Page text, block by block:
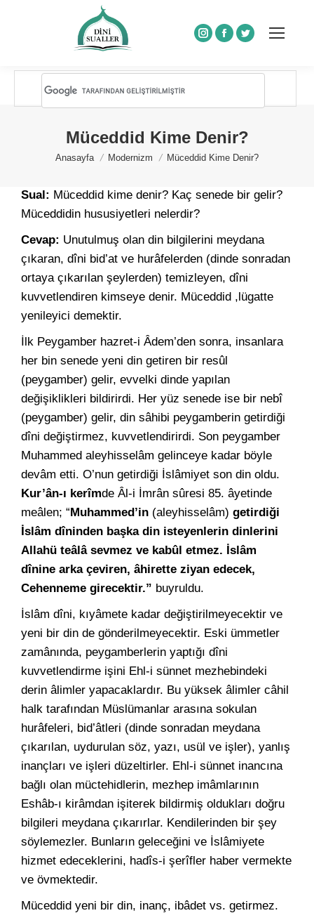
Instagram
Facebook
Twitter
Müceddid Kime Denir?
You are here:
Anasayfa Modernizm Müceddid Kime Denir?
Sual: Müceddid kime denir? Kaç senede bir gelir?
Müceddidin hususiyetleri nelerdir?
Cevap: Unutulmuş olan din bilgilerini meydana
çıkaran, dîni bid’at ve hurâfelerden (dinde sonradan
ortaya çıkarılan şeylerden) temizleyen, dîni
kuvvetlendiren kimseye denir. Müceddid ,lügatte
yenileyici demektir.
İlk Peygamber hazret-i Âdem’den sonra, insanlara
her bin senede yeni din getiren bir resûl
(peygamber) gelir, evvelki dinde yapılan
değişiklikleri bildirirdi. Her yüz senede ise bir nebî
(peygamber) gelir, din sâhibi peygamberin getirdiği
dîni değiştirmez, kuvvetlendirirdi. Son peygamber
Muhammed aleyhisselâm gelinceye kadar böyle
devâm etti. O’nun getirdiği İslâmiyet son din oldu.
Kur’ân-ı kerîmde Âl-i İmrân sûresi 85. âyetinde
meâlen; “Muhammed’in (aleyhisselâm) getirdiği
İslâm dîninden başka din isteyenlerin dinlerini
Allahü teâlâ sevmez ve kabûl etmez. İslâm
dînine arka çeviren, âhirette ziyan edecek,
Cehenneme girecektir.” buyruldu.
İslâm dîni, kıyâmete kadar değiştirilmeyecektir ve
yeni bir din de gönderilmeyecektir. Eski ümmetler
zamânında, peygamberlerin yaptığı dîni
kuvvetlendirme işini Ehl-i sünnet mezhebindeki
derin âlimler yapacaklardır. Bu yüksek âlimler câhil
halk tarafından Müslümanlar arasına sokulan
hurâfeleri, bid’âtleri (dinde sonradan meydana
çıkarılan, uydurulan söz, yazı, usül ve işler), yanlış
inançları ve işleri düzeltirler. Ehl-i sünnet inancına
bağlı olan müctehidlerin, mezhep imâmlarının
Eshâb-ı kirâmdan işiterek bildirmiş oldukları doğru
bilgileri meydana çıkarırlar. Kendilerinden bir şey
söylemezler. Bunların geleceğini ve İslâmiyete
hizmet edeceklerini, hadîs-i şerîfler haber vermekte
ve övmektedir.
Müceddid yeni bir din, inanç, ibâdet vs. getirmez.